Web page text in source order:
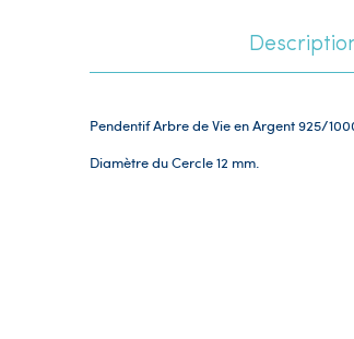
Pendentif Arbre de Vie en Argent 925/
Diamètre du Cercle 12 mm.